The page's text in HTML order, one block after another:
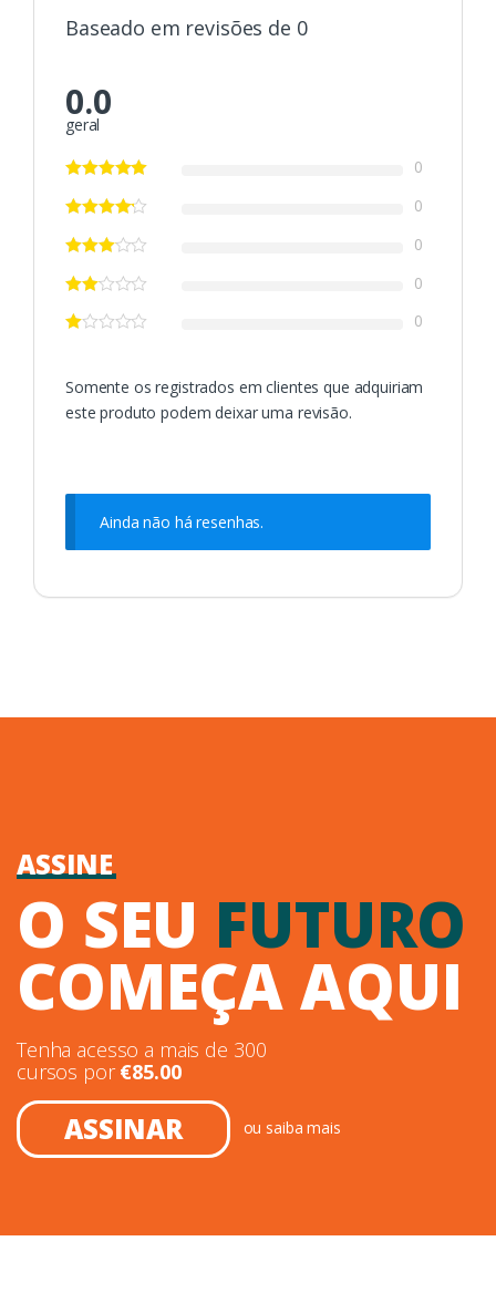
Baseado em revisões de 0
0.0
geral
0
0
0
0
0
Somente os registrados em clientes que adquiriam
este produto podem deixar uma revisão.
Ainda não há resenhas.
ASSINE
O SEU FUTURO
COMEÇA AQUI
Tenha acesso a mais de 300
cursos por€85.00
ASSINAR ou saiba mais